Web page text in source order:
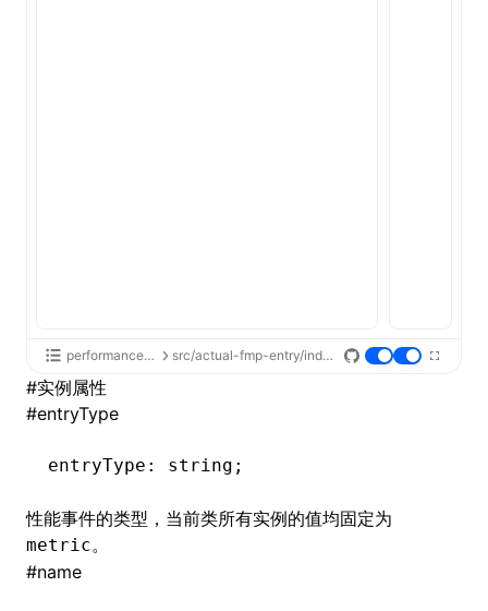
performance-api src/actual-fmp-entry/index.tsx
#实例属性
#entryType
entryType : string;
性能事件的类型，当前类所有实例的值均固定为
metric。
#name